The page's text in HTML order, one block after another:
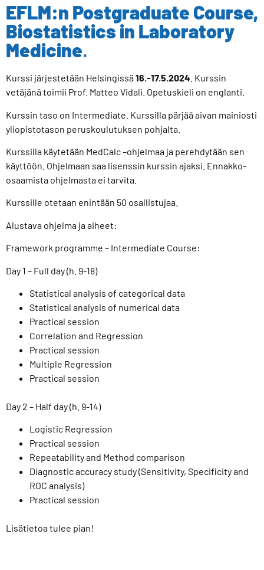
EFLM:n Postgraduate Course,
Biostatistics in Laboratory
Medicine.
Kurssi järjestetään Helsingissä 16.-17.5.2024 . Kurssin
vetäjänä toimii Prof. Matteo Vidali. Opetuskieli on englanti.
Kurssin taso on Intermediate. Kurssilla pärjää aivan mainiosti
yliopistotason peruskoulutuksen pohjalta.
Kurssilla käytetään MedCalc –ohjelmaa ja perehdytään sen
käyttöön. Ohjelmaan saa lisenssin kurssin ajaksi. Ennakko-
osaamista ohjelmasta ei tarvita.
Kurssille otetaan enintään 50 osallistujaa.
Alustava ohjelma ja aiheet:
Framework programme – Intermediate Course:
Day 1 – Full day (h. 9-18)
Statistical analysis of categorical data
Statistical analysis of numerical data
Practical session
Correlation and Regression
Practical session
Multiple Regression
Practical session
Day 2 – Half day (h. 9-14)
Logistic Regression
Practical session
Repeatability and Method comparison
Diagnostic accuracy study (Sensitivity, Specificity and
ROC analysis)
Practical session
Lisätietoa tulee pian!